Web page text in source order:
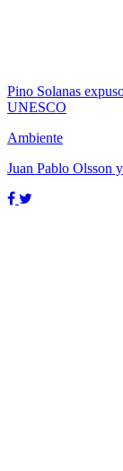
Pino Solanas
UNESCO
Ambiente
Juan Pablo Olsson